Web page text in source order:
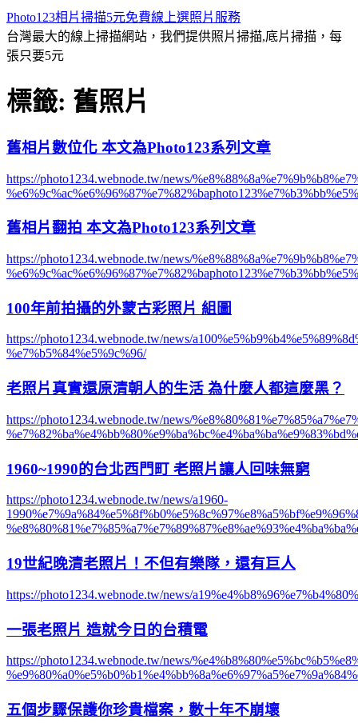
Photo123相片掃描5元免費線上選照片服務
台灣最大的線上掃描網站，我們提供照片掃描,底片掃描，每
張只要5元
標籤: 舊照片
舊相片數位化 本文為Photo123系列文章
https://photo1234.webnode.tw/news/
舊相片翻拍 本文為Photo123系列文章
https://photo1234.webnode.tw/news/
100年前拍攝的外蒙古彩照片 組圖
https://photo1234.webnode.tw/news/
%e7%b5%84%e5%9c%96/
老照片真實還原清朝人的生活 為什麼人都這麼黑？
https://photo1234.webnode.tw/news/
1960~1990的台北西門町 老照片讓人回味無窮
https://photo1234.webnode.tw/news/a1960-
19世紀晚清老照片！不但有樂隊，還有巨人
https://photo1234.webnode.tw/news/
一張老照片 造就今日的台積電
https://photo1234.webnode.tw/news/
五個步驟保護你珍貴檔案，數十年不崩壞